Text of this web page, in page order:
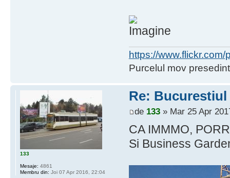
https://
Purcelul mov
Re:
de 133» Mar 25 Apr
CA IMMMO,
Si Business
133
Mesaje: 4861
Membru din: Joi 07 Apr 2016, 22:04